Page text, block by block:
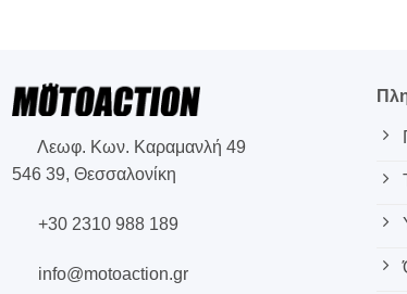
Λεωφ. Κων. Καραμανλή 49
546 39, Θεσσαλονίκη
+30 2310 988 189
info@motoaction.gr